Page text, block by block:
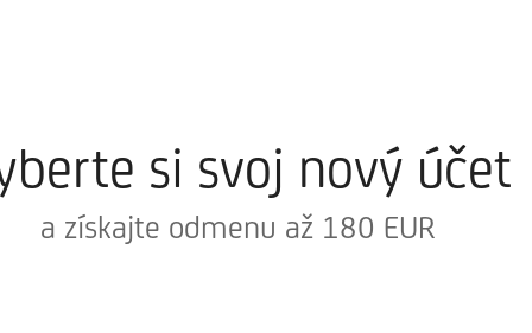
si svoj nový účet
a získajte odmenu až 180 EUR